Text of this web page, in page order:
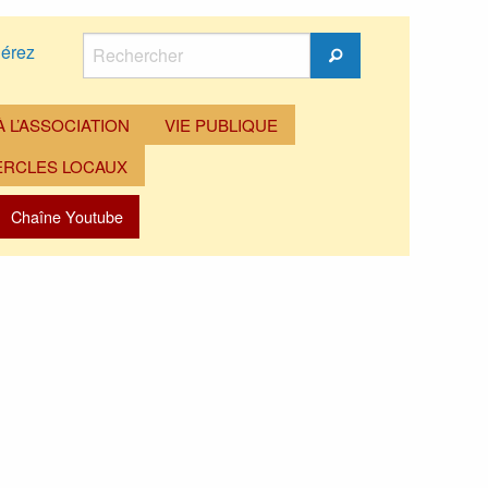
Rechercher
Rechercher
VIE PUBLIQUE
LOCAUX
Chaîne Youtube